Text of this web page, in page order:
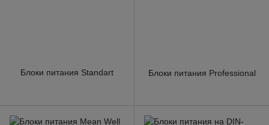
Блоки питания Standart Блоки питания Professional